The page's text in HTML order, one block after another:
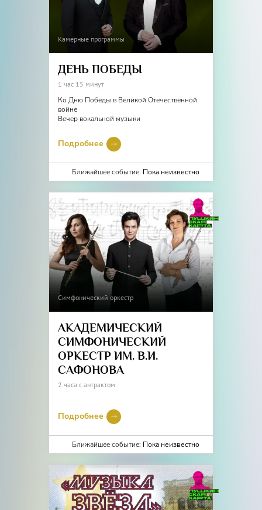
Камерные программы
ДЕНЬ ПОБЕДЫ
1 час 15 минут
Ко Дню Победы в Великой Отечественной
войне
Вечер вокальной музыки
Подробнее
Ближайшее событие: Пока неизвестно
Симфонический оркестр
АКАДЕМИЧЕСКИЙ
СИМФОНИЧЕСКИЙ
ОРКЕСТР ИМ. В.И.
САФОНОВА
2 часа с антрактом
Подробнее
Ближайшее событие: Пока неизвестно